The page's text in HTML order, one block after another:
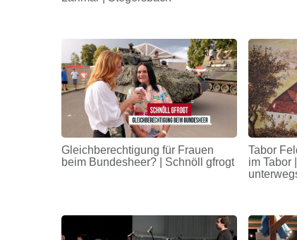
Gleichberechtigung für Frauen
beim Bundesheer? | Schnöll gfrogt
Tabor
im Tabor